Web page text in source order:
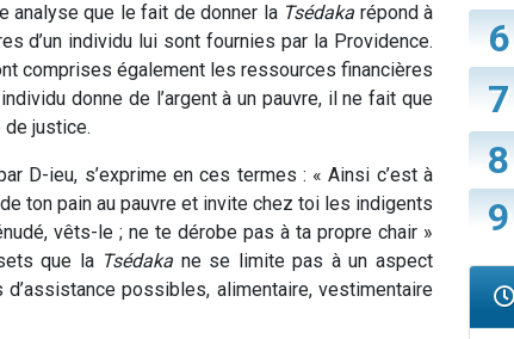
analyse que le fait de donner la Tsédaka répond à
d’un individu lui sont fournies par la Providence.
comprises également les ressources financières
donne de l’argent à un pauvre, il ne fait que
de justice.
D-ieu, s’exprime en ces termes : « Ainsi c’est à
ton pain au pauvre et invite chez toi les indigents
vêts-le ; ne te dérobe pas à ta propre chair »
que la Tsédaka ne se limite pas à un aspect
possibles, alimentaire, vestimentaire
6
7
8
9